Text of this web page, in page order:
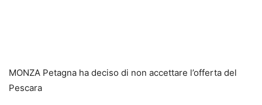
MONZA Petagna ha deciso di non accettare l’offerta del
Pescara